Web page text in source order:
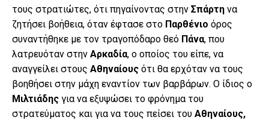
τους στρατιώτες, ότι πηγαίνοντας στην Σπάρτη να
ζητήσει βοήθεια, όταν έφτασε στο Παρθένιο όρος
συναντήθηκε με τον τραγοπόδαρο θεό Πάνα, που
λατρευόταν στην Αρκαδία, ο οποίος του είπε, να
αναγγείλει στους Αθηναίους ότι θα ερχόταν να τους
βοηθήσει στην μάχη εναντίον των βαρβάρων. Ο ίδιος ο
Μιλτιάδης για να εξυψώσει το φρόνημα του
στρατεύματος και για να τους πείσει του Αθηναίους,